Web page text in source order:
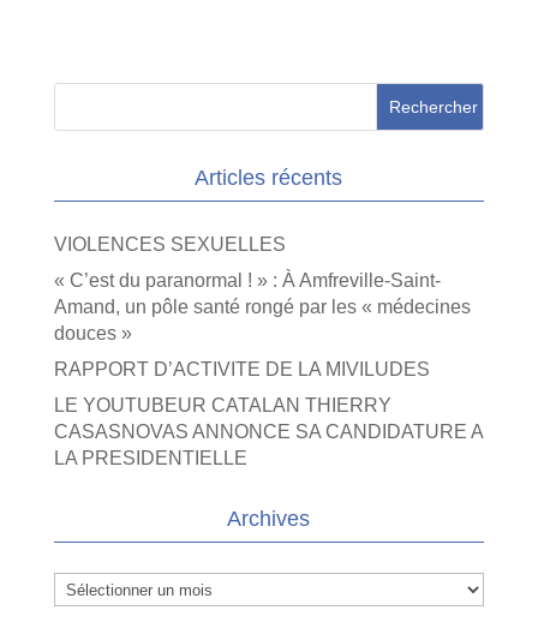
Articles récents
VIOLENCES SEXUELLES
« C’est du paranormal ! » : À Amfreville-Saint-
Amand, un pôle santé rongé par les « médecines
douces »
RAPPORT D’ACTIVITE DE LA MIVILUDES
LE YOUTUBEUR CATALAN THIERRY
CASASNOVAS ANNONCE SA CANDIDATURE A
LA PRESIDENTIELLE
Archives
Archives